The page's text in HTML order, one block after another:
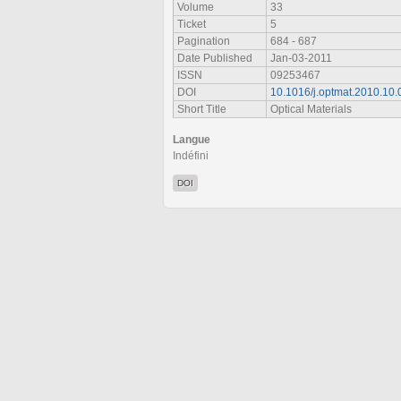
Volume
33
Ticket
5
Pagination
684 - 687
Date Published
Jan-03-2011
ISSN
09253467
DOI
10.1016/
Short Title
Optical Materials
Langue
Indéfini
DOI